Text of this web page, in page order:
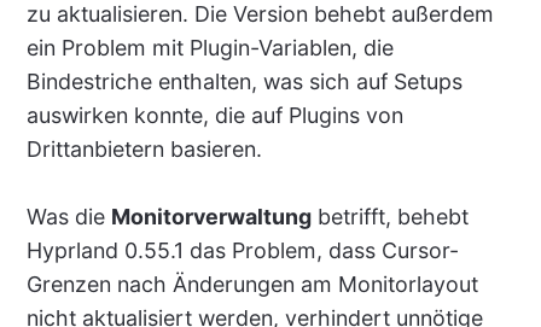
zu aktualisieren. Die Version behebt außerdem
ein Problem mit Plugin-Variablen, die
Bindestriche enthalten, was sich auf Setups
auswirken konnte, die auf Plugins von
Drittanbietern basieren.
Was die Monitorverwaltungbetrifft, behebt
Hyprland 0.55.1 das Problem, dass Cursor-
Grenzen nach Änderungen am Monitorlayout
nicht aktualisiert werden, verhindert unnötige